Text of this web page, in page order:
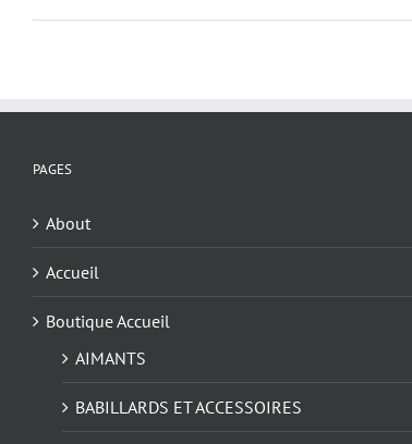
PAGES
About
Accueil
Boutique Accueil
AIMANTS
BABILLARDS ET ACCESSOIRES